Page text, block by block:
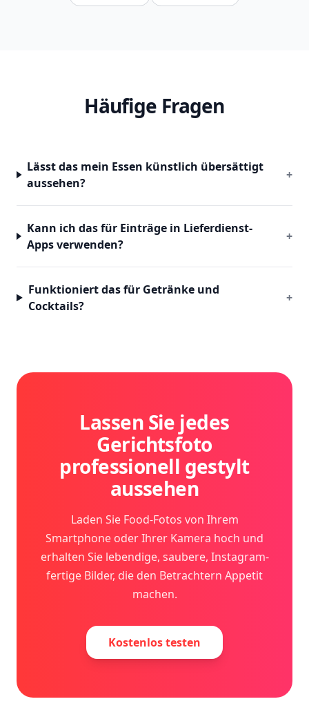
Häufige Fragen
Lässt das mein Essen künstlich übersättigt
aussehen?
+
Kann ich das für Einträge in Lieferdienst-
Apps verwenden?
+
Funktioniert das für Getränke und
Cocktails?
+
Lassen Sie jedes
Gerichtsfoto
professionell gestylt
aussehen
Laden Sie Food-Fotos von Ihrem
Smartphone oder Ihrer Kamera hoch und
erhalten Sie lebendige, saubere, Instagram-
fertige Bilder, die den Betrachtern Appetit
machen.
Kostenlos testen